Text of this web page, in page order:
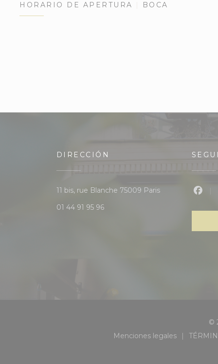
HORARIO DE APERTURA BOCA
DIRECCIÓN
11 bis, rue Blanche 75009 Paris((abre en una
01 44 91 95 96
©
Menciones legales
((abre en una